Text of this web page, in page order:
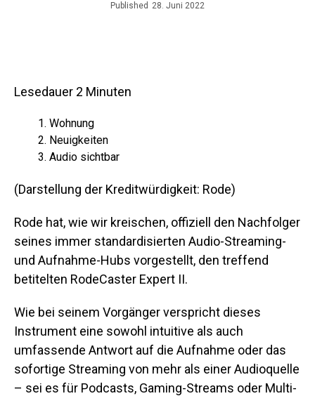
Published 28. Juni 2022
Lesedauer 2 Minuten
Wohnung
Neuigkeiten
Audio sichtbar
(Darstellung der Kreditwürdigkeit: Rode)
Rode hat, wie wir kreischen, offiziell den Nachfolger
seines immer standardisierten Audio-Streaming-
und Aufnahme-Hubs vorgestellt, den treffend
betitelten RodeCaster Expert II.
Wie bei seinem Vorgänger verspricht dieses
Instrument eine sowohl intuitive als auch
umfassende Antwort auf die Aufnahme oder das
sofortige Streaming von mehr als einer Audioquelle
– sei es für Podcasts, Gaming-Streams oder Multi-